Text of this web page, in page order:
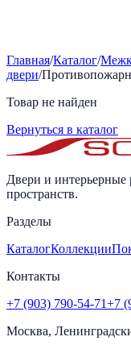
Главная/Каталог/
двери/
Товар не найден
Вернуться в каталог
Двери и интерьерные
пространств.
Разделы
КаталогКоллекции
Контакты
+7 (903) 790-54-71+7
Москва,